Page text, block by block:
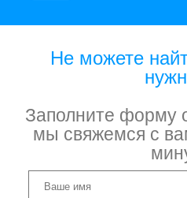
Не можете
Заполните форму
мы свяжемся с